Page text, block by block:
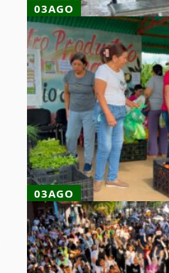
03AGO
03AGO